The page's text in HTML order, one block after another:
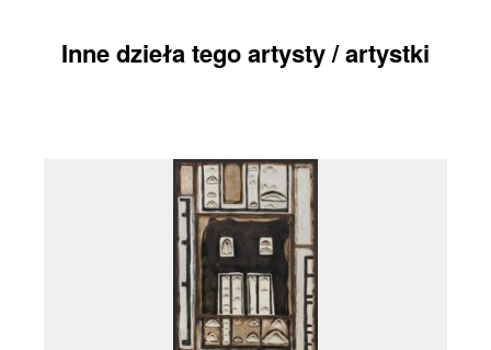
Inne dzieła tego artysty / artystki